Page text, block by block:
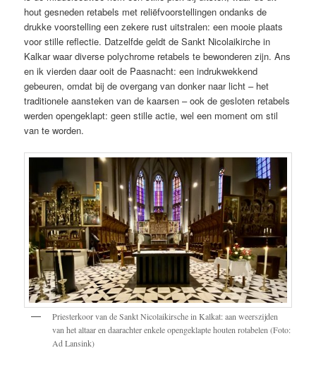
hout gesneden retabels met reliëfvoorstellingen ondanks de
drukke voorstelling een zekere rust uitstralen: een mooie plaats
voor stille reflectie. Datzelfde geldt de Sankt Nicolaikirche in
Kalkar waar diverse polychrome retabels te bewonderen zijn. Ans
en ik vierden daar ooit de Paasnacht: een indrukwekkend
gebeuren, omdat bij de overgang van donker naar licht – het
traditionele aansteken van de kaarsen – ook de gesloten retabels
werden opengeklapt: geen stille actie, wel een moment om stil
van te worden.
Priesterkoor van de Sankt Nicolaikirsche in Kalkat: aan weerszijden
van het altaar en daarachter enkele opengeklapte houten rotabelen (Foto:
Ad Lansink)